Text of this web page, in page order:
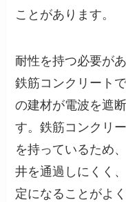
ことがあります。
耐性を持つ必要が
鉄筋コンクリート
の建材が電波を遮
す。鉄筋コンクリ
を持っているため
井を通過しにくく
定になることがよ